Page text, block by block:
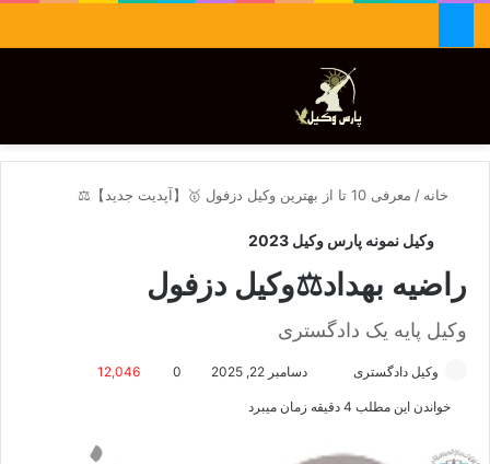
تغییر پوسته
خانه / معرفی 10 تا از بهترین وکیل دزفول 🥇【آپدیت جدید】⚖️
وکیل نمونه پارس وکیل 2023
راضیه بهداد⚖️وکیل دزفول
وکیل پایه یک دادگستری
وکیل دادگستری
ا
دسامبر 22, 2025 0
12,046
خواندن این مطلب 4 دقیقه زمان میبرد